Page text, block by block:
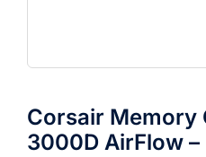
Corsair Memory
3000D AirFlow –